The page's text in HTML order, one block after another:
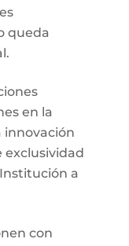
queda
en la
innovación
exclusividad
a
con